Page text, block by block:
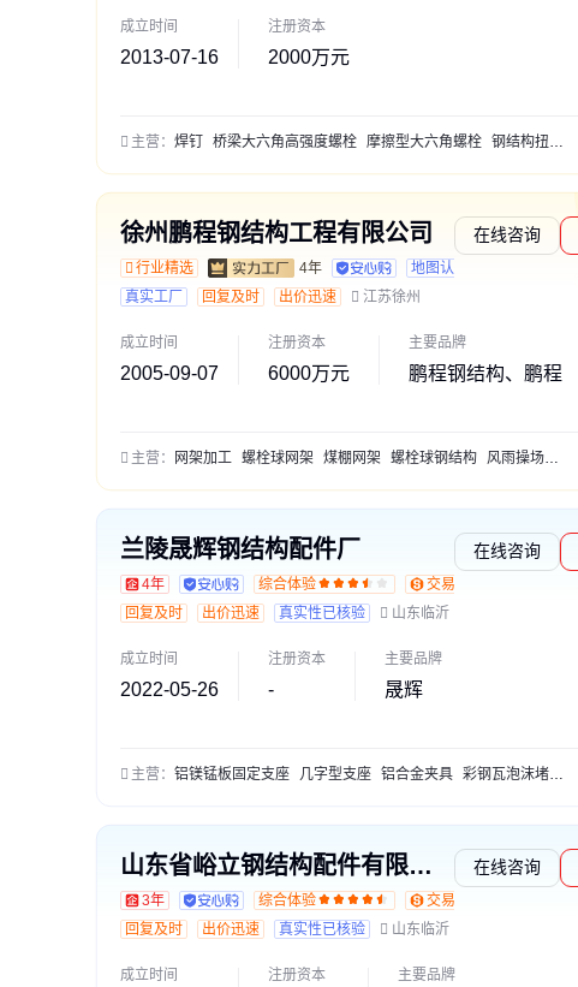
成立时间
2013-07-16
注册资本
2000万元
主营： 焊钉 桥梁大六角高强度螺栓 摩擦型大六角螺栓 钢结构扭剪型螺栓
徐州鹏程钢结构工程有限公司
行业精选 4年 地图认证
在线咨询
真实工厂 回复及时 出价迅速 江苏徐州
成立时间
2005-09-07
注册资本
6000万元
主要品牌
鹏程钢结构、鹏程
主营： 网架加工 螺栓球网架 煤棚网架 螺栓球钢结构 风雨操场网架
兰陵晟辉钢结构配件厂
4年 综合体验 交易勋章L2
在线咨询
回复及时 出价迅速 真实性已核验 山东临沂
成立时间
2022-05-26
注册资本
-
主要品牌
晟辉
主营： 铝镁锰板固定支座 几字型支座 铝合金夹具 彩钢瓦泡沫堵头
山东省峪立钢结构配件有限公司
3年 综合体验 交易勋章L1
在线咨询
回复及时 出价迅速 真实性已核验 山东临沂
成立时间 注册资本 主要品牌